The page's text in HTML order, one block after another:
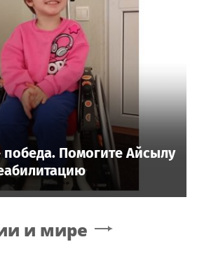
Помогите Айсылу
и мире